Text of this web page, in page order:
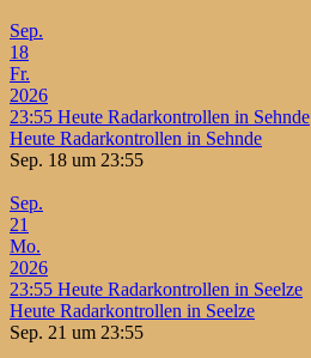
Sep.
18
Fr.
2026
23:55 Heute Radarkontrollen in Sehnde
Heute Radarkontrollen in Sehnde
Sep. 18 um 23:55
Sep.
21
Mo.
2026
23:55 Heute Radarkontrollen in Seelze
Heute Radarkontrollen in Seelze
Sep. 21 um 23:55